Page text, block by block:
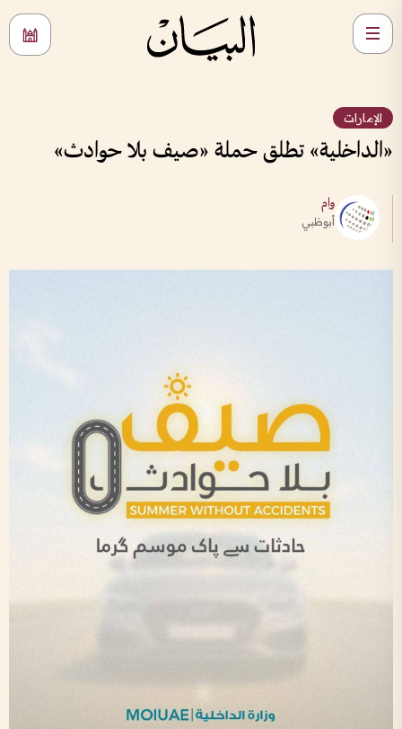
الإمارات
«الداخلية» تطلق حملة «صيف بلا حوادث»
وام
أبوظبي